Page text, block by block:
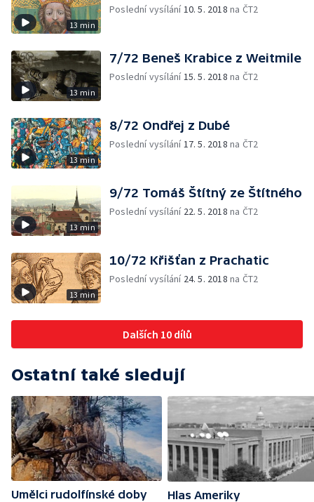
13 min
Poslední vysílání10. 5. 2018 na ČT2
13 min
7/72 Beneš Krabice z Weitmile
Poslední vysílání15. 5. 2018 na ČT2
13 min
8/72 Ondřej z Dubé
Poslední vysílání17. 5. 2018 na ČT2
13 min
9/72 Tomáš Štítný ze Štítného
Poslední vysílání 22. 5. 2018 na ČT2
13 min
10/72 Křišťan z Prachatic
Poslední vysílání 24. 5. 2018 na ČT2
Dalších 10 dílů
Ostatní také sledují
Umělci rudolfínské doby
Hlas Ameriky